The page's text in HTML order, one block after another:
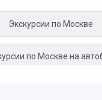
Экскурсии по Москве
по Москве на